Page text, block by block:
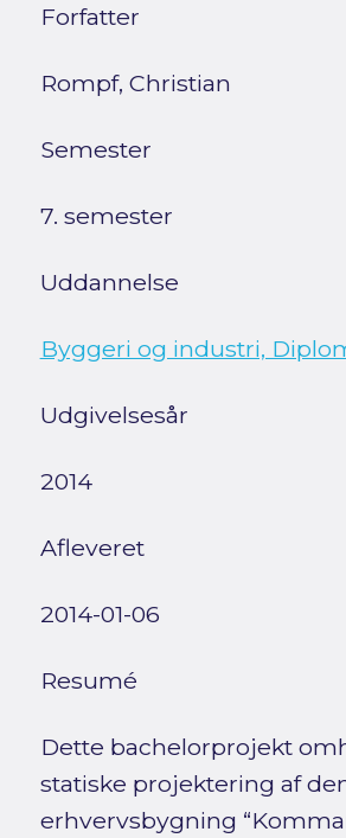
Forfatter
Rompf, Christian
Semester
7. semester
Uddannelse
Byggeri og industri,
Udgivelsesår
2014
Afleveret
2014-01-06
Resumé
Dette bachelorprojekt
statiske projektering af
erhvervsbygning